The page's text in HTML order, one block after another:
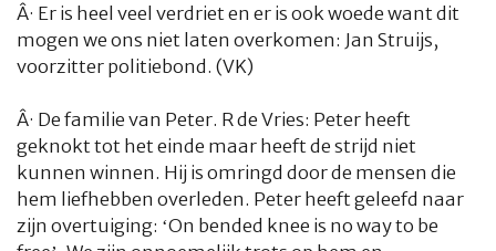
Â· Er is heel veel verdriet en er is ook woede want dit
mogen we ons niet laten overkomen: Jan Struijs,
voorzitter politiebond. (VK)
Â· De familie van Peter. R de Vries: Peter heeft
geknokt tot het einde maar heeft de strijd niet
kunnen winnen. Hij is omringd door de mensen die
hem liefhebben overleden. Peter heeft geleefd naar
zijn overtuiging: ‘On bended knee is no way to be